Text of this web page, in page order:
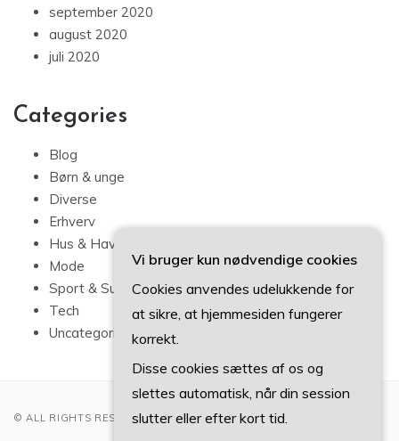
september 2020
august 2020
juli 2020
Categories
Blog
Børn & unge
Diverse
Erhverv
Hus & Have
Mode
Sport & Sundhed
Tech
Uncategorized
© ALL RIGHTS RESERVED 2022
Vi bruger kun nødvendige cookies
Cookies anvendes udelukkende for
at sikre, at hjemmesiden fungerer
korrekt.
Disse cookies sættes af os og
slettes automatisk, når din session
slutter eller efter kort tid.